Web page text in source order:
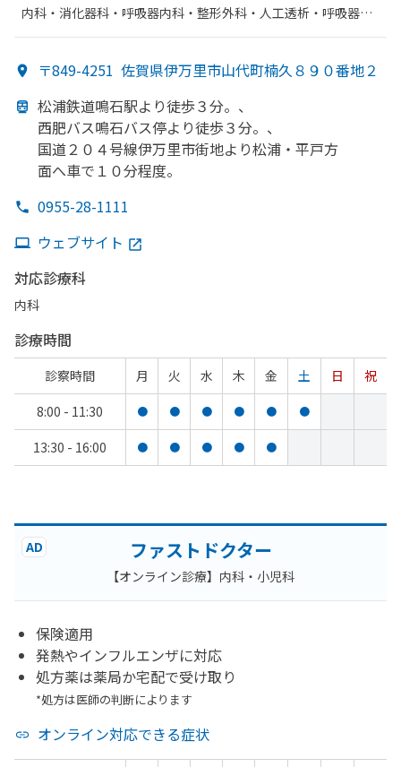
内科・​消化器科・​呼吸器内科・​整形外科・​人工透析・​呼吸器外
〒849-4251 佐賀県伊万里市山代町楠久８９０番地２
松浦鉄道鳴石駅より徒歩３分。、
西肥バス鳴石バス停より徒歩３分。、
国道２０４号線伊万里市街地より松浦・平戸方
面へ車で １０分程度。
0955-28-1111
ウェブサイト
対応診療科
内科
診療時間
診察時間 月 火 水 木 金 土 日
祝
8:00 - 11:30
● ● ● ● ● ●
13:30 - 16:00 ● ● ● ● ●
AD ファストドクター
【オンライン診療】内科・小児科
保険適用
発熱やインフルエンザに対応
処方薬は薬局か宅配で受け取り
*処方は医師の判断によります
オンライン対応できる症状